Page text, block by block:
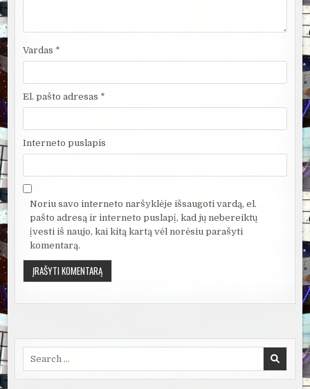
Vardas *
El. pašto adresas *
Interneto puslapis
Noriu savo interneto naršyklėje išsaugoti vardą, el.
pašto adresą ir interneto puslapį, kad jų nebereiktų
įvesti iš naujo, kai kitą kartą vėl norėsiu parašyti
komentarą.